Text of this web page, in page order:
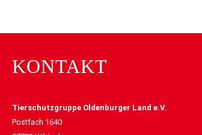
KONTAKT
Tierschutzgruppe Oldenburger Land e.V.
Postfach 1640